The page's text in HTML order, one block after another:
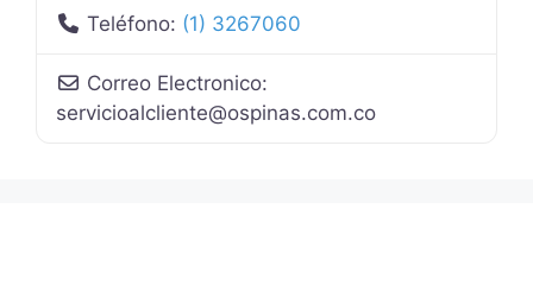
Teléfono: (1) 3267060
Correo Electronico:
servicioalcliente@ospinas.com.co